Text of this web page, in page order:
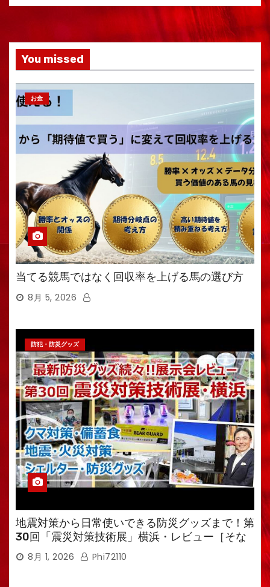
You missed
お金
当てる競馬ではなく回収率を上げる馬の選び方
8月 5, 2026
防犯・防災グッズ
地震対策から日常使いできる防災グッズまで！第
30回「震災対策技術展」横浜・レビュー［そな
えるTV・高荷智也］
8月 1, 2026 Phi72110